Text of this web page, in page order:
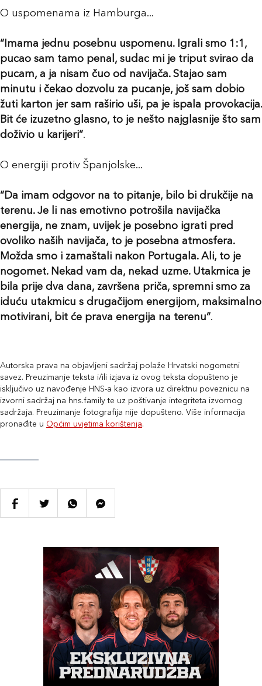
O uspomenama iz Hamburga...
“Imama jednu posebnu uspomenu. Igrali smo 1:1,
pucao sam tamo penal, sudac mi je triput svirao da
pucam, a ja nisam čuo od navijača. Stajao sam
minutu i čekao dozvolu za pucanje, još sam dobio
žuti karton jer sam raširio uši, pa je ispala provokacija.
Bit će izuzetno glasno, to je nešto najglasnije što sam
doživio u karijeri”.
O energiji protiv Španjolske...
“Da imam odgovor na to pitanje, bilo bi drukčije na
terenu. Je li nas emotivno potrošila navijačka
energija, ne znam, uvijek je posebno igrati pred
ovoliko naših navijača, to je posebna atmosfera.
Možda smo i zamaštali nakon Portugala. Ali, to je
nogomet. Nekad vam da, nekad uzme. Utakmica je
bila prije dva dana, završena priča, spremni smo za
iduću utakmicu s drugačijom energijom, maksimalno
motivirani, bit će prava energija na terenu”.
Autorska prava na objavljeni sadržaj polaže Hrvatski nogometni
savez. Preuzimanje teksta i/ili izjava iz ovog teksta dopušteno je
isključivo uz navođenje HNS-a kao izvora uz direktnu poveznicu na
izvorni sadržaj na hns.family te uz poštivanje integriteta izvornog
sadržaja. Preuzimanje fotografija nije dopušteno. Više informacija
pronađite u Općim uvjetima korištenja.